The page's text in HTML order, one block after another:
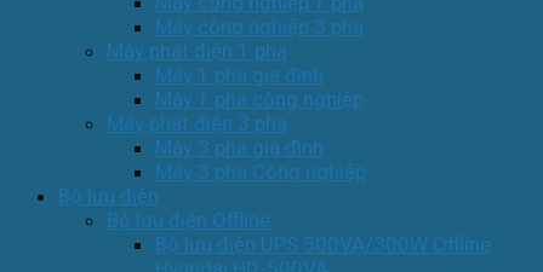
Máy công nghiệp 3 pha
Máy phát điện 1 pha
Máy 1 pha gia đình
Máy 1 pha công nghiệp
Máy phát điện 3 pha
Máy 3 pha gia đình
Máy 3 pha Công nghiệp
Bộ lưu điện
Bộ lưu điện Offline
Bộ lưu điện UPS 500VA/300W Offline